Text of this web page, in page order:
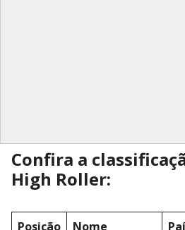
Confira a
High Roller:
Posição Nome